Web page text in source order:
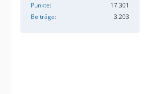
Punkte
17.301
Beiträge
3.203